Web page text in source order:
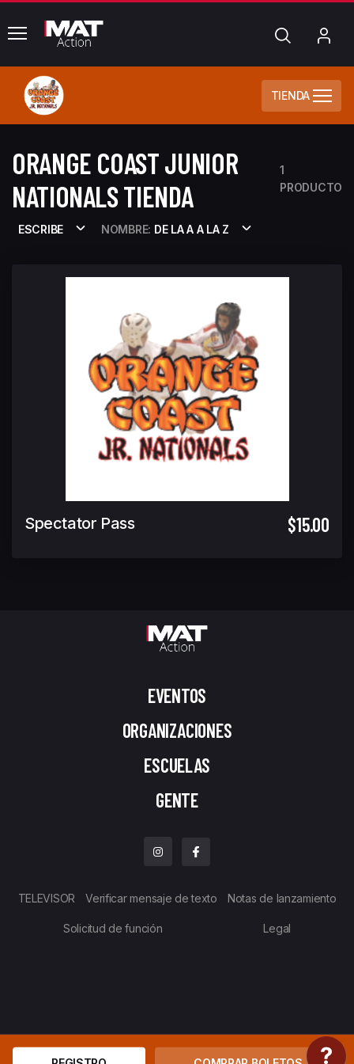
common.menu Búsqueda
TIENDA
ORANGE COAST JUNIOR
NATIONALS TIENDA
1
PRODUCTO
ESCRIBE NOMBRE: DE LA A A LA Z
Spectator Pass $15.00
EVENTOS
ORGANIZACIONES
ESCUELAS
GENTE
TELEVISOR Verificar mensaje de texto Notas de lanzamiento
Solicitud de función Legal